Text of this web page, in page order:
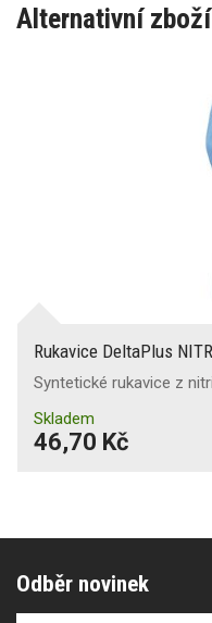
Alternativní zboží
Rukavice DeltaPlus
Syntetické rukavice z
Skladem
46,70 Kč
Odběr novinek